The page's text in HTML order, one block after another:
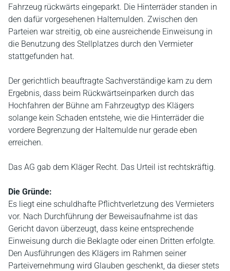
Fahrzeug rückwärts eingeparkt. Die Hinterräder standen in
den dafür vorgesehenen Haltemulden. Zwischen den
Parteien war streitig, ob eine ausreichende Einweisung in
die Benutzung des Stellplatzes durch den Vermieter
stattgefunden hat.
Der gerichtlich beauftragte Sachverständige kam zu dem
Ergebnis, dass beim Rückwärtseinparken durch das
Hochfahren der Bühne am Fahrzeugtyp des Klägers
solange kein Schaden entstehe, wie die Hinterräder die
vordere Begrenzung der Haltemulde nur gerade eben
erreichen.
Das AG gab dem Kläger Recht. Das Urteil ist rechtskräftig.
Die Gründe:
Es liegt eine schuldhafte Pflichtverletzung des Vermieters
vor. Nach Durchführung der Beweisaufnahme ist das
Gericht davon überzeugt, dass keine entsprechende
Einweisung durch die Beklagte oder einen Dritten erfolgte.
Den Ausführungen des Klägers im Rahmen seiner
Parteivernehmung wird Glauben geschenkt, da dieser stets